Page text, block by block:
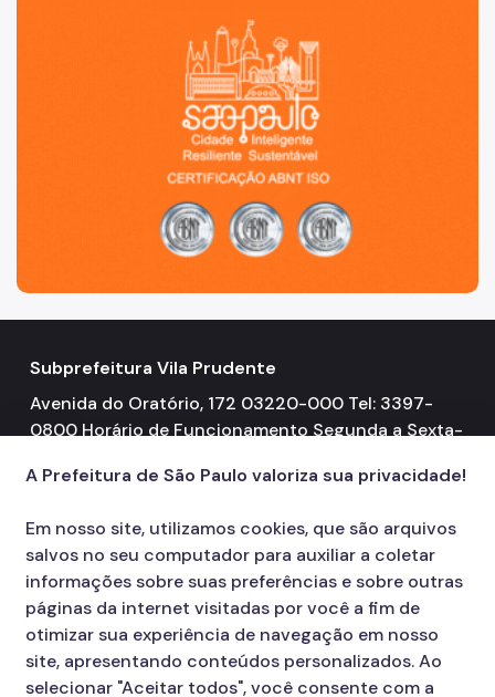
Subprefeitura Vila Prudente
Avenida do Oratório, 172 03220-000 Tel: 3397-
0800 Horário de Funcionamento Segunda a Sexta-
A Prefeitura de São Paulo valoriza sua privacidade!
Em nosso site, utilizamos cookies, que são arquivos
salvos no seu computador para auxiliar a coletar
informações sobre suas preferências e sobre outras
páginas da internet visitadas por você a fim de
otimizar sua experiência de navegação em nosso
site, apresentando conteúdos personalizados. Ao
selecionar "Aceitar todos", você consente com a